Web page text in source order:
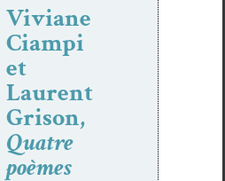
Viviane
Ciampi
et
Laurent
Grison,
Quatre
poèmes